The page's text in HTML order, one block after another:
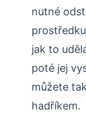
nutné
jak to
poté jej
můžete
hadříkem.